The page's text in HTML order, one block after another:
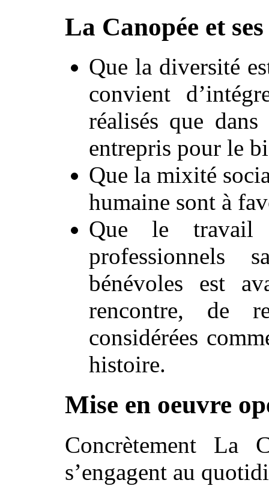
La Canopée et
Que la diversité
convient
réalisés que
entrepris pour le
Que la mixité
humaine sont à
Que le travail
professionnels
bénévoles est
rencontre, de
considérées
histoire.
Mise en oeuvre
Concrètement La
s’engagent au